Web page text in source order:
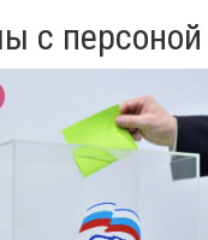
с персоной